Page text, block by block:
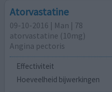
Atorvastatine
09-10-2016 | Man | 78
atorvastatine (10mg)
Angina pectoris
Effectiviteit
Hoeveelheid bijwerkingen